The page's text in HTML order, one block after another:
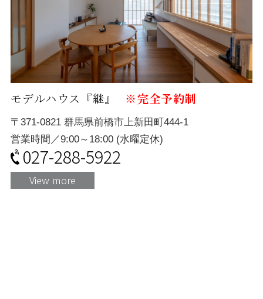
モデルハウス『継』 ※完全予約制
〒371-0821 群馬県前橋市上新田町444-1
営業時間／9:00～18:00 (水曜定休)
027-288-5922
View more